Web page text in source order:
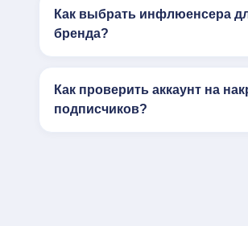
Как выбрать инфлюенсера
бренда?
Как проверить аккаунт на
подписчиков?